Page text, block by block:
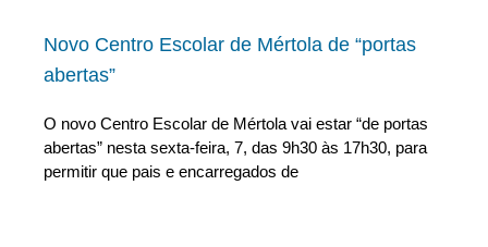
Novo Centro Escolar de Mértola de “portas
abertas”
O novo Centro Escolar de Mértola vai estar “de portas
abertas” nesta sexta-feira, 7, das 9h30 às 17h30, para
permitir que pais e encarregados de